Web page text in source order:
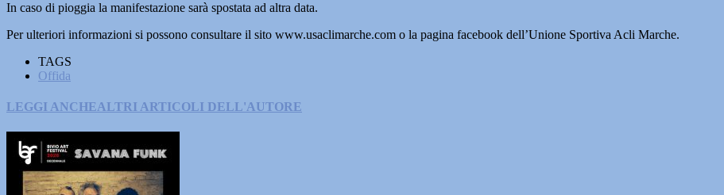
In caso di pioggia la manifestazione sarà spostata ad altra data.
Per ulteriori informazioni si possono consultare il sito www.usaclimarche.com o la pagina facebook dell’Unione Sportiva Acli Marche.
TAGS
Offida
LEGGI ANCHEALTRI ARTICOLI DELL'AUTORE